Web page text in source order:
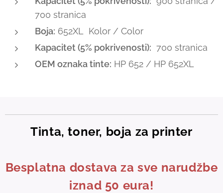
700 stranica
Boja: 652XL Kolor / Color
Kapacitet (5% pokrivenosti): 700 stranica
OEM oznaka tinte: HP 652 / HP 652XL
Tinta, toner, boja za printer
Besplatna dostava za sve narudžbe
iznad 50 eura!